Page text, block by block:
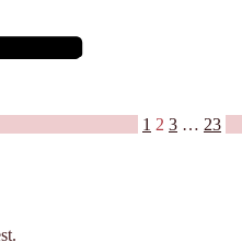
1 2 3 … 23